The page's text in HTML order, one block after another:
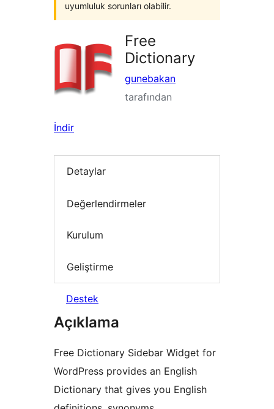
uyumluluk sorunları olabilir.
Free
Dictionary
gunebakan
tarafından
İndir
Detaylar
Değerlendirmeler
Kurulum
Geliştirme
Destek
Açıklama
Free Dictionary Sidebar Widget for
WordPress provides an English
Dictionary that gives you English